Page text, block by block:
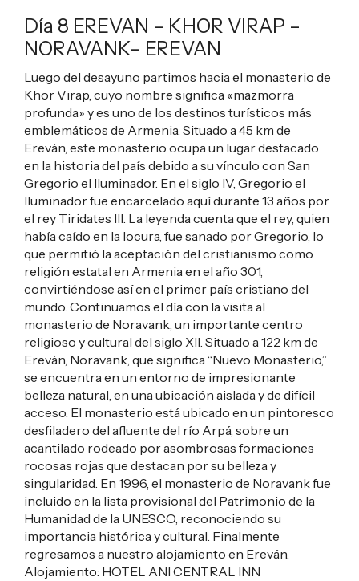
Día 8 EREVAN – KHOR VIRAP –
NORAVANK– EREVAN
Luego del desayuno partimos hacia el monasterio de
Khor Virap, cuyo nombre significa «mazmorra
profunda» y es uno de los destinos turísticos más
emblemáticos de Armenia. Situado a 45 km de
Ereván, este monasterio ocupa un lugar destacado
en la historia del país debido a su vínculo con San
Gregorio el Iluminador. En el siglo IV, Gregorio el
Iluminador fue encarcelado aquí durante 13 años por
el rey Tiridates III. La leyenda cuenta que el rey, quien
había caído en la locura, fue sanado por Gregorio, lo
que permitió la aceptación del cristianismo como
religión estatal en Armenia en el año 301,
convirtiéndose así en el primer país cristiano del
mundo. Continuamos el día con la visita al
monasterio de Noravank, un importante centro
religioso y cultural del siglo XII. Situado a 122 km de
Ereván, Noravank, que significa “Nuevo Monasterio,”
se encuentra en un entorno de impresionante
belleza natural, en una ubicación aislada y de difícil
acceso. El monasterio está ubicado en un pintoresco
desfiladero del afluente del río Arpá, sobre un
acantilado rodeado por asombrosas formaciones
rocosas rojas que destacan por su belleza y
singularidad. En 1996, el monasterio de Noravank fue
incluido en la lista provisional del Patrimonio de la
Humanidad de la UNESCO, reconociendo su
importancia histórica y cultural. Finalmente
regresamos a nuestro alojamiento en Ereván.
Alojamiento: HOTEL ANI CENTRAL INN